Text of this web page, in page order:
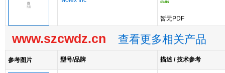
暂无PDF
www.szcwdz.cn 查看更多相关产品
参考图片 型号/品牌 描述 / 技术参考